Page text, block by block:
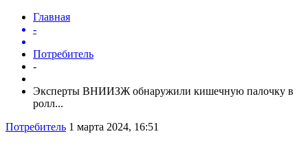
Главная
-
Потребитель
-
Эксперты ВНИИЗЖ обнаружили кишечную палочку в
ролл...
Потребитель 1 марта 2024, 16:51